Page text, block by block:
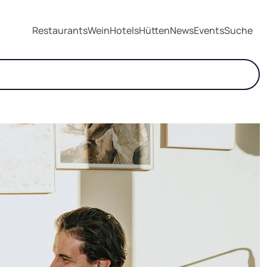
RestaurantsWeinHotelsHüttenNewsEventsSuche